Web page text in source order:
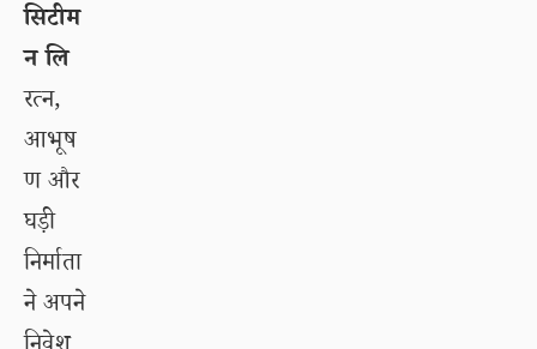
सिटीम
न लि
रत्न,
आभूष
ण और
घड़ी
निर्माता
ने अपने